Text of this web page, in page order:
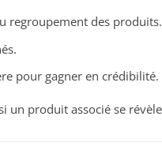
regroupement des produits.
pour gagner en crédibilité.
un produit associé se révèle